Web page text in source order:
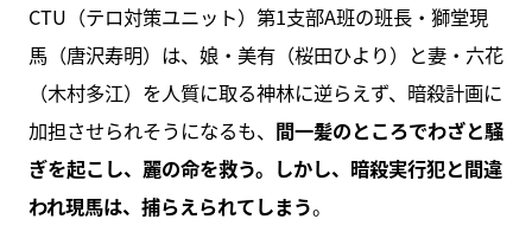
CTU（テロ対策ユニット）第1支部A班の班長・獅堂現
馬（唐沢寿明）は、娘・美有（桜田ひより）と妻・六花
（木村多江）を人質に取る神林に逆らえず、暗殺計画に
加担させられそうになるも、 間一髪のところでわざと騒
ぎを起こし、麗の命を救う。しかし、暗殺実行犯と間違
われ現馬は、捕らえられてしまう。